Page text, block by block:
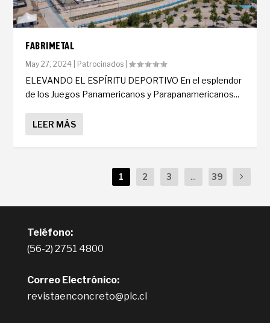
FABRIMETAL
May 27, 2024 Patrocinados |
ELEVANDO EL ESPÍRITU DEPORTIVO En el esplendor
de los Juegos Panamericanos y Parapanamericanos...
LEER MÁS
1 2 3 ... 39
Teléfono:
(56-2) 2751 4800
Correo Electrónico:
revistaenconcreto@plc.cl